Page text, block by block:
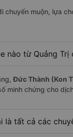
chuyến muộn, lựa
nào từ Quảng
Đức Thành (Kon
minh chứng cho
là tất cả các